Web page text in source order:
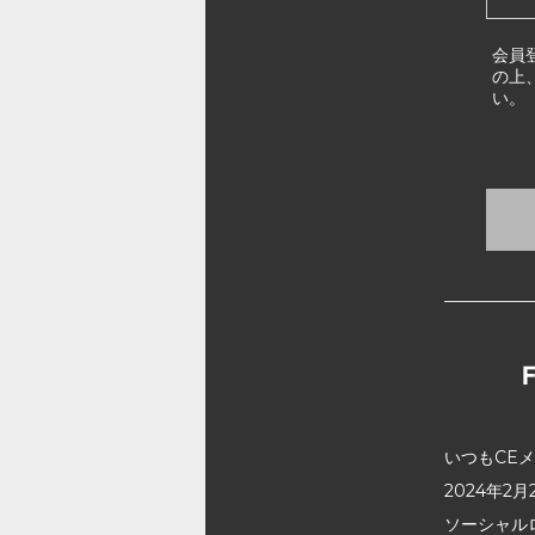
会員
の上
い。
いつもCE
2024年2月
ソーシャ